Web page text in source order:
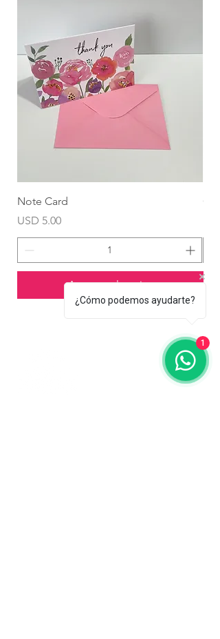
Note Card
Precio
USD 5.00
Agregar al carrito
¿Cómo podemos ayudarte?
1